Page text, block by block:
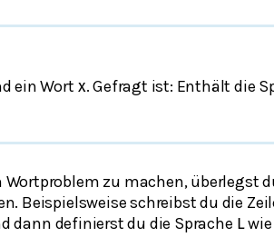
ein Wort x. Gefragt ist: Enthält die
zu machen, überlegst
Beispielsweise schreibst du die
dann definierst du die Sprache L